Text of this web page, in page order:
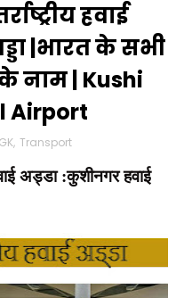
हवाई
|भारत के सभी
के नाम | Kushi
Airport
, Transport
अड्डा :कुशीनगर हवाई